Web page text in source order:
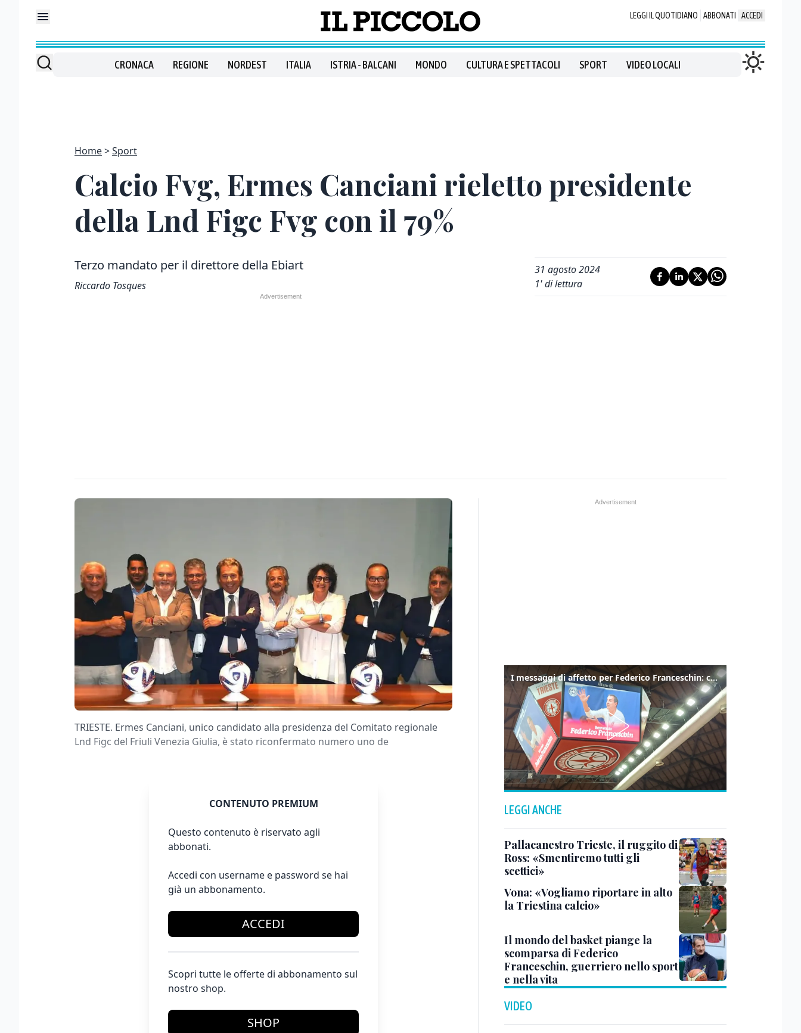
LEGGI IL QUOTIDIANO ABBONATI ACCEDI
CRONACA REGIONE NORDEST ITALIA ISTRIA - BALCANI MONDO CULTURA E SPETTACOLI SPORT VIDEO LOCALI
Home Sport
Calcio Fvg, Ermes Canciani rieletto presidente
della Lnd Figc Fvg con il 79%
Terzo mandato per il direttore della Ebiart
Riccardo Tosques
31 agosto 2024
1' di lettura
TRIESTE. Ermes Canciani, unico candidato alla presidenza del Comitato regionale
Lnd Figc del Friuli Venezia Giulia, è stato riconfermato numero uno de
CONTENUTO PREMIUM
Questo contenuto è riservato agli
abbonati.
Accedi con username e password se hai
già un abbonamento.
ACCEDI
Scopri tutte le offerte di abbonamento sul
nostro shop.
SHOP
I messaggi di affetto per Federico Franceschin: così il mondo del basket gli è stato accanto fino all’ultimo
LEGGI ANCHE
Pallacanestro Trieste, il ruggito di
Ross: «Smentiremo tutti gli
scettici»
Vona: «Vogliamo riportare in alto
la Triestina calcio»
Il mondo del basket piange la
scomparsa di Federico
Franceschin, guerriero nello sport
e nella vita
VIDEO